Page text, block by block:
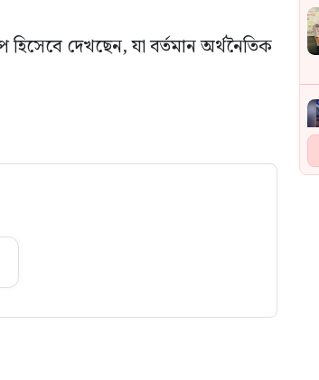
দেখছেন, যা বর্তমান অর্থনৈতিক